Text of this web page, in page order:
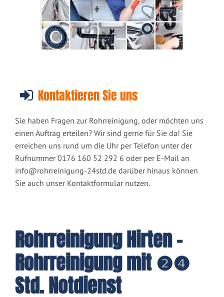
Kontaktieren Sie uns
Sie haben Fragen zur Rohrreinigung, oder möchten uns
einen Auftrag erteilen? Wir sind gerne für Sie da! Sie
erreichen uns rund um die Uhr per Telefon unter der
Rufnummer 0176 160 52 292 6 oder per E-Mail an
info@rohrreinigung-24std.de darüber hinaus können
Sie auch unser Kontaktformular nutzen.
Rohrreinigung Hirten -
Rohrreinigung mit ❷❹
Std. Notdienst